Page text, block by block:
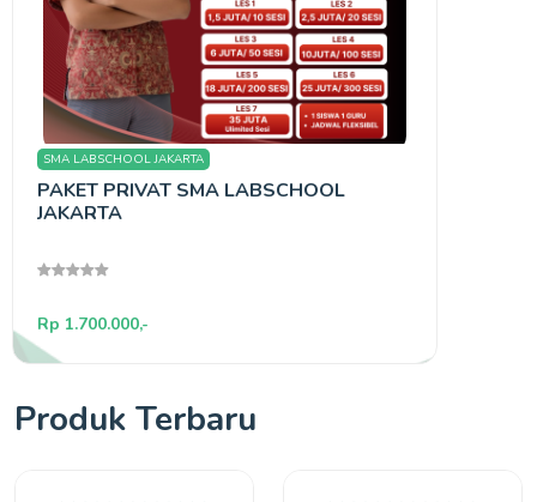
SMA LABSCHOOL JAKARTA
PAKET PRIVAT SMA LABSCHOOL
JAKARTA
Rp 1.700.000,-
Produk Terbaru